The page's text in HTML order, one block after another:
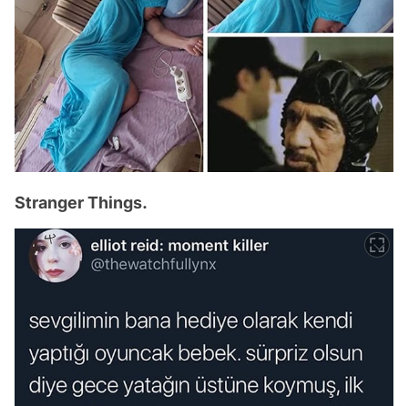
Stranger Things.